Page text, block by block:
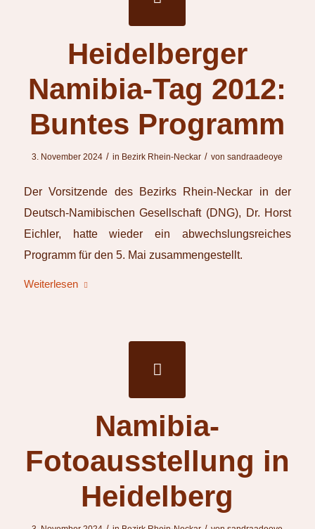
Heidelberger
Namibia-Tag 2012:
Buntes Programm
3. November 2024 / in Bezirk Rhein-Neckar / vonsandraadeoye
Der Vorsitzende des Bezirks Rhein-Neckar in der
Deutsch-Namibischen Gesellschaft (DNG), Dr. Horst
Eichler, hatte wieder ein abwechslungsreiches
Programm für den 5. Mai zusammengestellt.
Weiterlesen
Namibia-
Fotoausstellung in
Heidelberg